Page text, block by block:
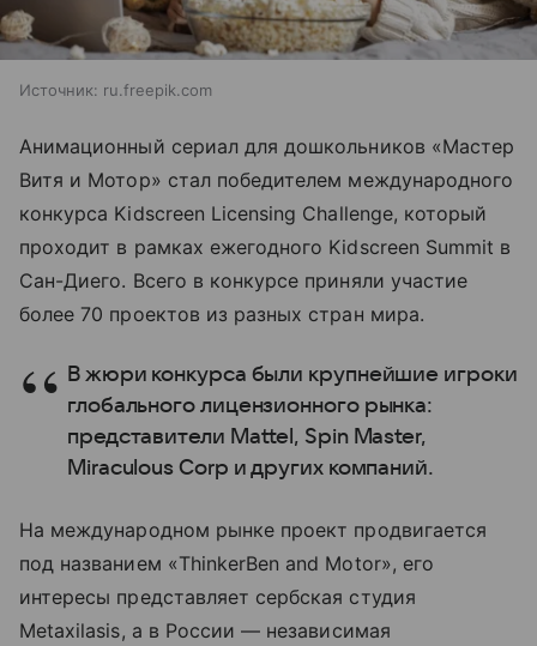
Источник: ru.freepik.com
Анимационный сериал для дошкольников «Мастер
Витя и Мотор» стал победителем международного
конкурса Kidscreen Licensing Challenge, который
проходит в рамках ежегодного Kidscreen Summit в
Сан-Диего. Всего в конкурсе приняли участие
более 70 проектов из разных стран мира.
В жюри конкурса были крупнейшие игроки
глобального лицензионного рынка:
представители Mattel, Spin Master,
Miraculous Corp и других компаний.
На международном рынке проект продвигается
под названием «ThinkerBen and Motor», его
интересы представляет сербская студия
Metaxilasis, а в России — независимая